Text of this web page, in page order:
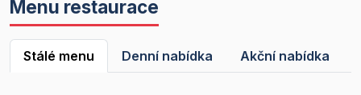
Menu restaurace
Stálé menu Denní nabídka Akční nabídka